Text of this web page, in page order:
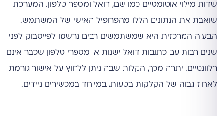
שדות מילוי אוטומטיים כמו שם, דואל ומספר טלפון. המערכת
שואבת את הנתונים הללו מהפרופיל האישי של המשתמש.
הבעיה המרכזית היא שמשתמשים רבים נרשמו לפייסבוק לפני
שנים רבות עם כתובות דואל ישנות או מספרי טלפון שכבר אינם
רלוונטיים. יתרה מכך, הקלות שבה ניתן ללחוץ על אישור גורמת
לאחוז גבוה של הקלקות בטעות, במיוחד במכשירים ניידים.